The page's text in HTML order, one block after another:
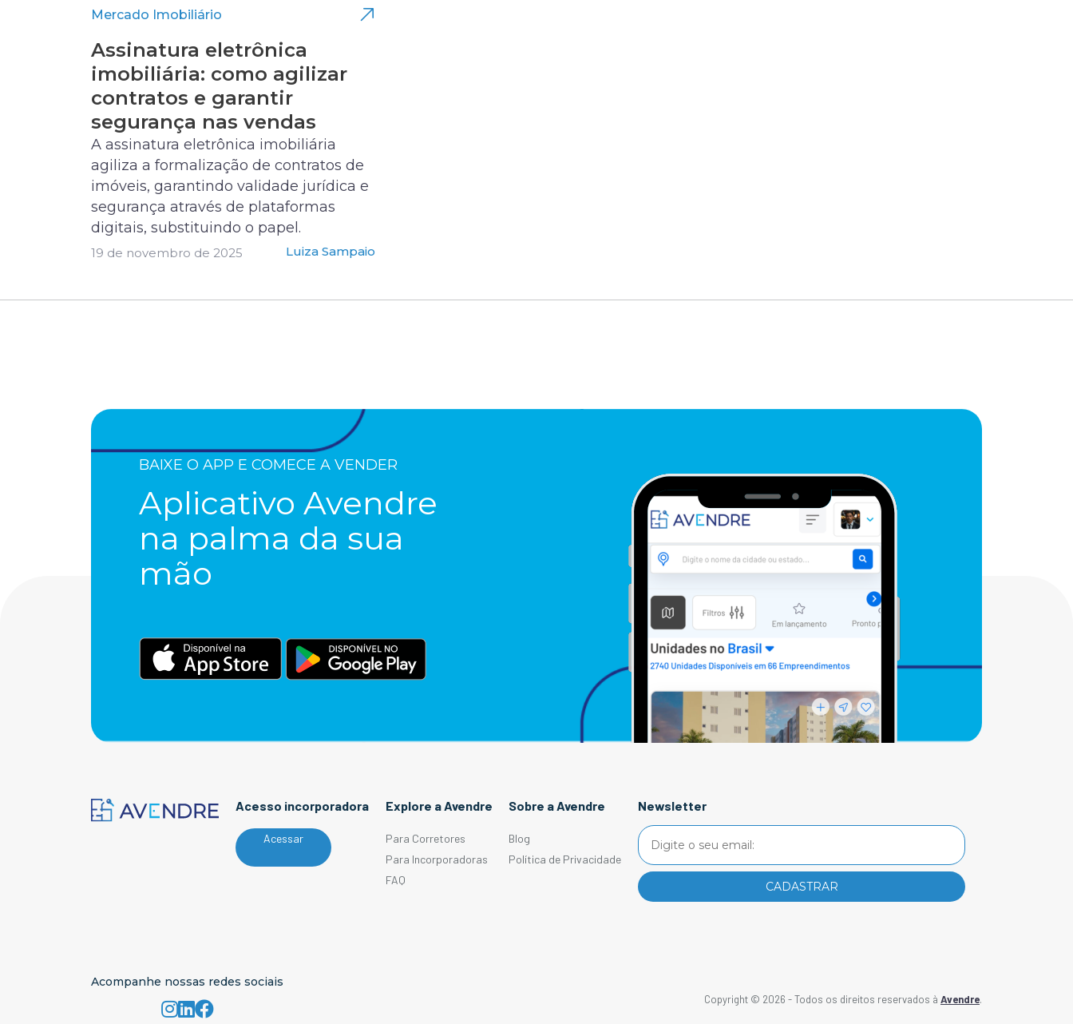
Mercado Imobiliário
Assinatura eletrônica
imobiliária: como agilizar
contratos e garantir
segurança nas vendas
A assinatura eletrônica imobiliária
agiliza a formalização de contratos de
imóveis, garantindo validade jurídica e
segurança através de plataformas
digitais, substituindo o papel.
19 de novembro de 2025 Luiza Sampaio
BAIXE O APP E COMECE A VENDER
Aplicativo Avendre
na palma da sua
mão
Acesso incorporadora
Acessar
Explore a Avendre
Para Corretores
Para Incorporadoras
FAQ
Sobre a Avendre
Blog
Política de Privacidade
Newsletter
Acompanhe nossas redes sociais
Copyright © 2026 - Todos os direitos reservados à Avendre.